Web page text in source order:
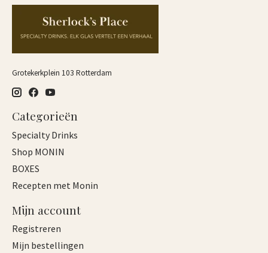
Grotekerkplein 103 Rotterdam
Categorieën
Specialty Drinks
Shop MONIN
BOXES
Recepten met Monin
Mijn account
Registreren
Mijn bestellingen